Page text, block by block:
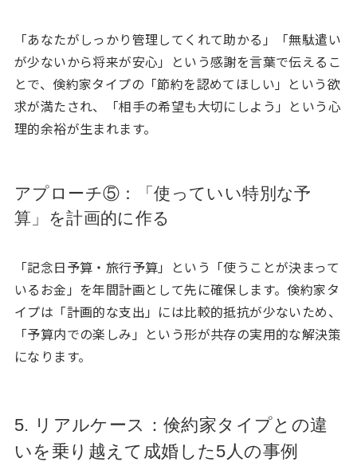
「あなたがしっかり管理してくれて助かる」「無駄遣い
が少ないから将来が安心」という感謝を言葉で伝えるこ
とで、倹約家タイプの「節約を認めてほしい」という欲
求が満たされ、「相手の希望も大切にしよう」という心
理的余裕が生まれます。
アプローチ⑤：「使っていい特別な予
算」を計画的に作る
「記念日予算・旅行予算」という「使うことが決まって
いるお金」を年間計画として先に確保します。倹約家タ
イプは「計画的な支出」には比較的抵抗が少ないため、
「予算内での楽しみ」という形が共存の実用的な解決策
になります。
5. リアルケース：倹約家タイプとの違
いを乗り越えて成婚した5人の事例